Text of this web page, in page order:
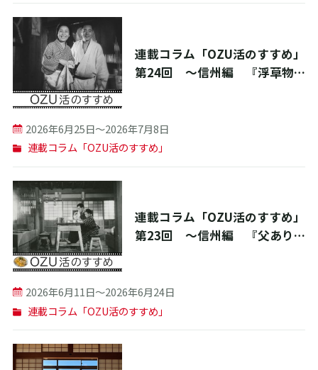
連載コラム「OZU活のすすめ」
第24回 ～信州編 『浮草物
2026年6月25日〜2026年7月8日
連載コラム「OZU活のすすめ」
連載コラム「OZU活のすすめ」
第23回 ～信州編 『父あり
2026年6月11日〜2026年6月24日
連載コラム「OZU活のすすめ」